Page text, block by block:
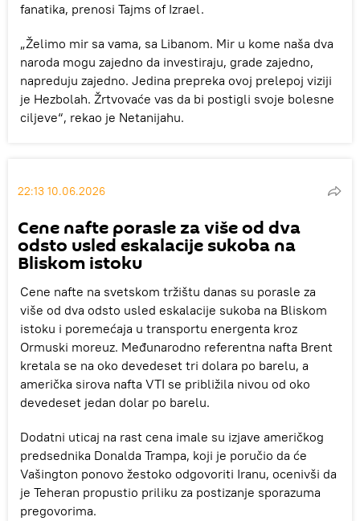
fanatika, prenosi Tajms of Izrael.
„Želimo mir sa vama, sa Libanom. Mir u kome naša dva
naroda mogu zajedno da investiraju, grade zajedno,
napreduju zajedno. Jedina prepreka ovoj prelepoj viziji
je Hezbolah. Žrtvovaće vas da bi postigli svoje bolesne
ciljeve“, rekao je Netanijahu.
22:13 10.06.2026
Cene nafte porasle za više od dva
odsto usled eskalacije sukoba na
Bliskom istoku
Cene nafte na svetskom tržištu danas su porasle za
više od dva odsto usled eskalacije sukoba na Bliskom
istoku i poremećaja u transportu energenta kroz
Ormuski moreuz. Međunarodno referentna nafta Brent
kretala se na oko devedeset tri dolara po barelu, a
američka sirova nafta VTI se približila nivou od oko
devedeset jedan dolar po barelu.
Dodatni uticaj na rast cena imale su izjave američkog
predsednika Donalda Trampa, koji je poručio da će
Vašington ponovo žestoko odgovoriti Iranu, ocenivši da
je Teheran propustio priliku za postizanje sporazuma
pregovorima.